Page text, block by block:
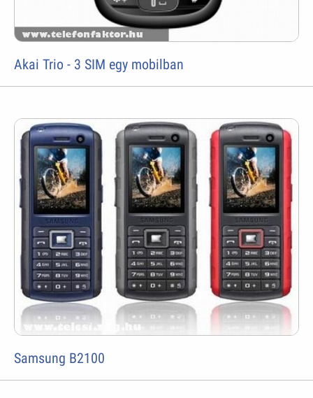
Akai Trio - 3 SIM egy mobilban
Samsung B2100